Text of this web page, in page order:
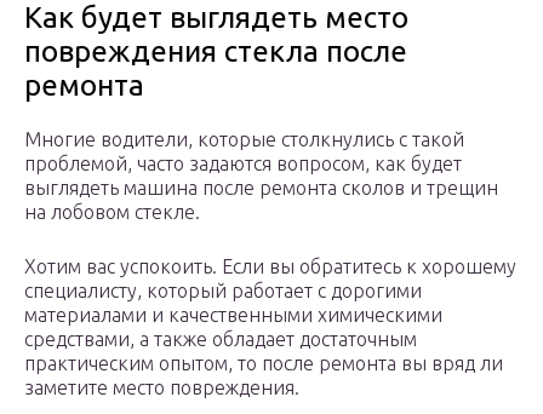
Как будет выглядеть место
повреждения стекла после
ремонта
Многие водители, которые столкнулись с такой
проблемой, часто задаются вопросом, как будет
выглядеть машина после ремонта сколов и трещин
на лобовом стекле.
Хотим вас успокоить. Если вы обратитесь к хорошему
специалисту, который работает с дорогими
материалами и качественными химическими
средствами, а также обладает достаточным
практическим опытом, то после ремонта вы вряд ли
заметите место повреждения.